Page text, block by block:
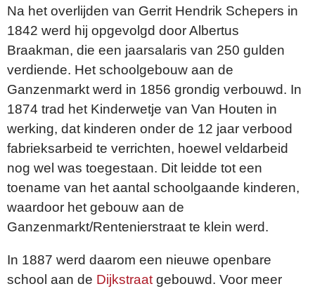
Na het overlijden van Gerrit Hendrik Schepers in
1842 werd hij opgevolgd door Albertus
Braakman, die een jaarsalaris van 250 gulden
verdiende. Het schoolgebouw aan de
Ganzenmarkt werd in 1856 grondig verbouwd. In
1874 trad het Kinderwetje van Van Houten in
werking, dat kinderen onder de 12 jaar verbood
fabrieksarbeid te verrichten, hoewel veldarbeid
nog wel was toegestaan. Dit leidde tot een
toename van het aantal schoolgaande kinderen,
waardoor het gebouw aan de
Ganzenmarkt/Rentenierstraat te klein werd.
In 1887 werd daarom een nieuwe openbare
school aan de Dijkstraatgebouwd. Voor meer